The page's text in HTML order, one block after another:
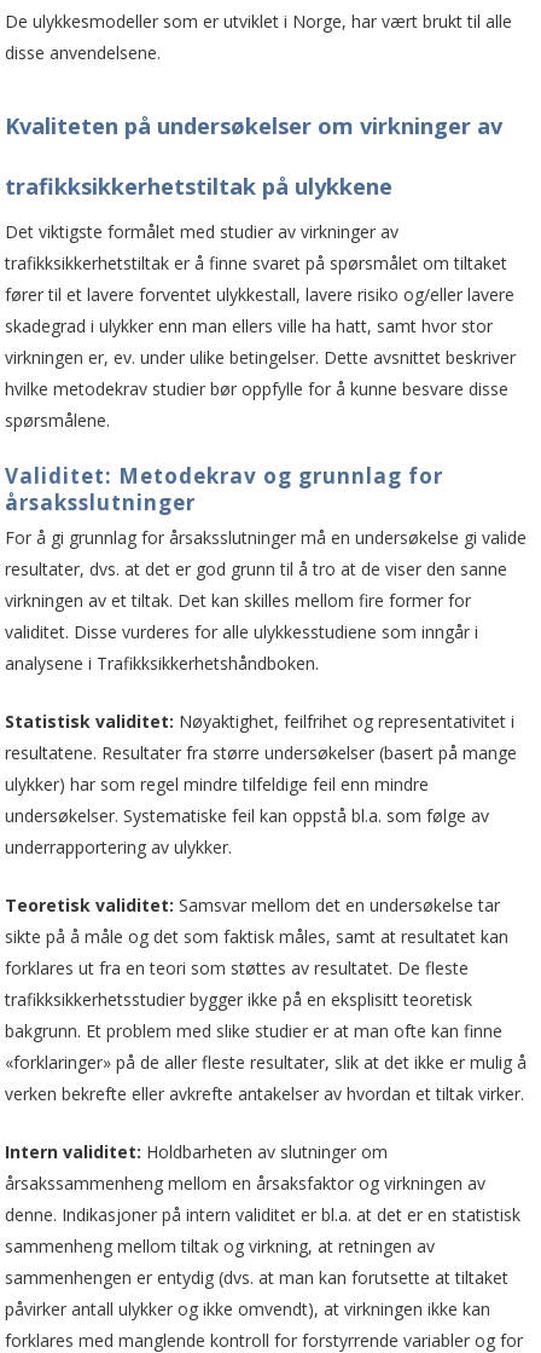
De ulykkesmodeller som er utviklet i Norge, har vært brukt til alle
disse anvendelsene.
Kvaliteten på undersøkelser om virkninger av
trafikksikkerhetstiltak på ulykkene
Det viktigste formålet med studier av virkninger av
trafikksikkerhets­tiltak er å finne svaret på spørsmålet om tiltaket
fører til et lavere forventet ulykkestall, lavere risiko og/eller lavere
skadegrad i ulykker enn man ellers ville ha hatt, samt hvor stor
virkningen er, ev. under ulike betingelser. Dette avsnittet beskriver
hvilke metodekrav studier bør oppfylle for å kunne besvare disse
spørsmålene.
Validitet: Metodekrav og grunnlag for
årsaksslutninger
For å gi grunnlag for årsaksslutninger må en undersøkelse gi valide
resultater, dvs. at det er god grunn til å tro at de viser den sanne
virkningen av et tiltak. Det kan skilles mellom fire former for
validitet. Disse vurderes for alle ulykkesstudiene som inngår i
analysene i Trafikksikkerhetshåndboken.
Statistisk validitet: Nøyaktighet, feilfrihet og representativitet i
resultatene. Resultater fra større undersøkelser (basert på mange
ulykker) har som regel mindre tilfeldige feil enn mindre
undersøkelser. Systematiske feil kan oppstå bl.a. som følge av
underrapportering av ulykker.
Teoretisk validitet: Samsvar mellom det en undersøkelse tar
sikte på å måle og det som faktisk måles, samt at resultatet kan
forklares ut fra en teori som støttes av resultatet. De fleste
trafikksikkerhetsstudier bygger ikke på en eksplisitt teoretisk
bakgrunn. Et problem med slike studier er at man ofte kan finne
«forklaringer» på de aller fleste resultater, slik at det ikke er mulig å
verken bekrefte eller avkrefte antakelser av hvordan et tiltak virker.
Intern validitet: Holdbarheten av slutninger om
årsakssammenheng mellom en årsaksfaktor og virkningen av
denne. Indikasjoner på intern validitet er bl.a. at det er en statistisk
sammenheng mellom tiltak og virkning, at retningen av
sammenhengen er entydig (dvs. at man kan forutsette at tiltaket
påvirker antall ulykker og ikke omvendt), at virkningen ikke kan
forklares med manglende kontroll for forstyrrende variabler og for